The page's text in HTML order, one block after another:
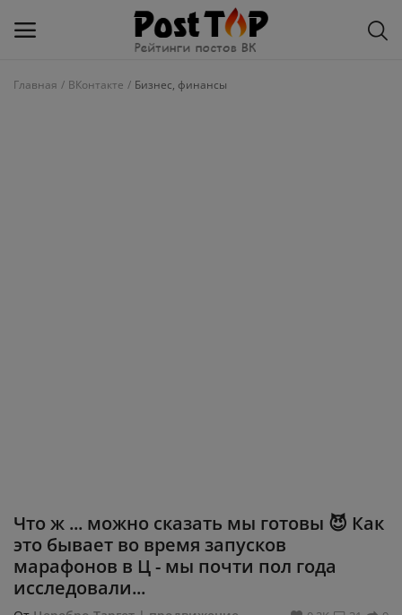
Главная ВКонтакте Бизнес, финансы
Что ж ... можно сказать мы готовы 😈 Как
это бывает во время запусков
марафонов в Ц - мы почти пол года
исследовали...